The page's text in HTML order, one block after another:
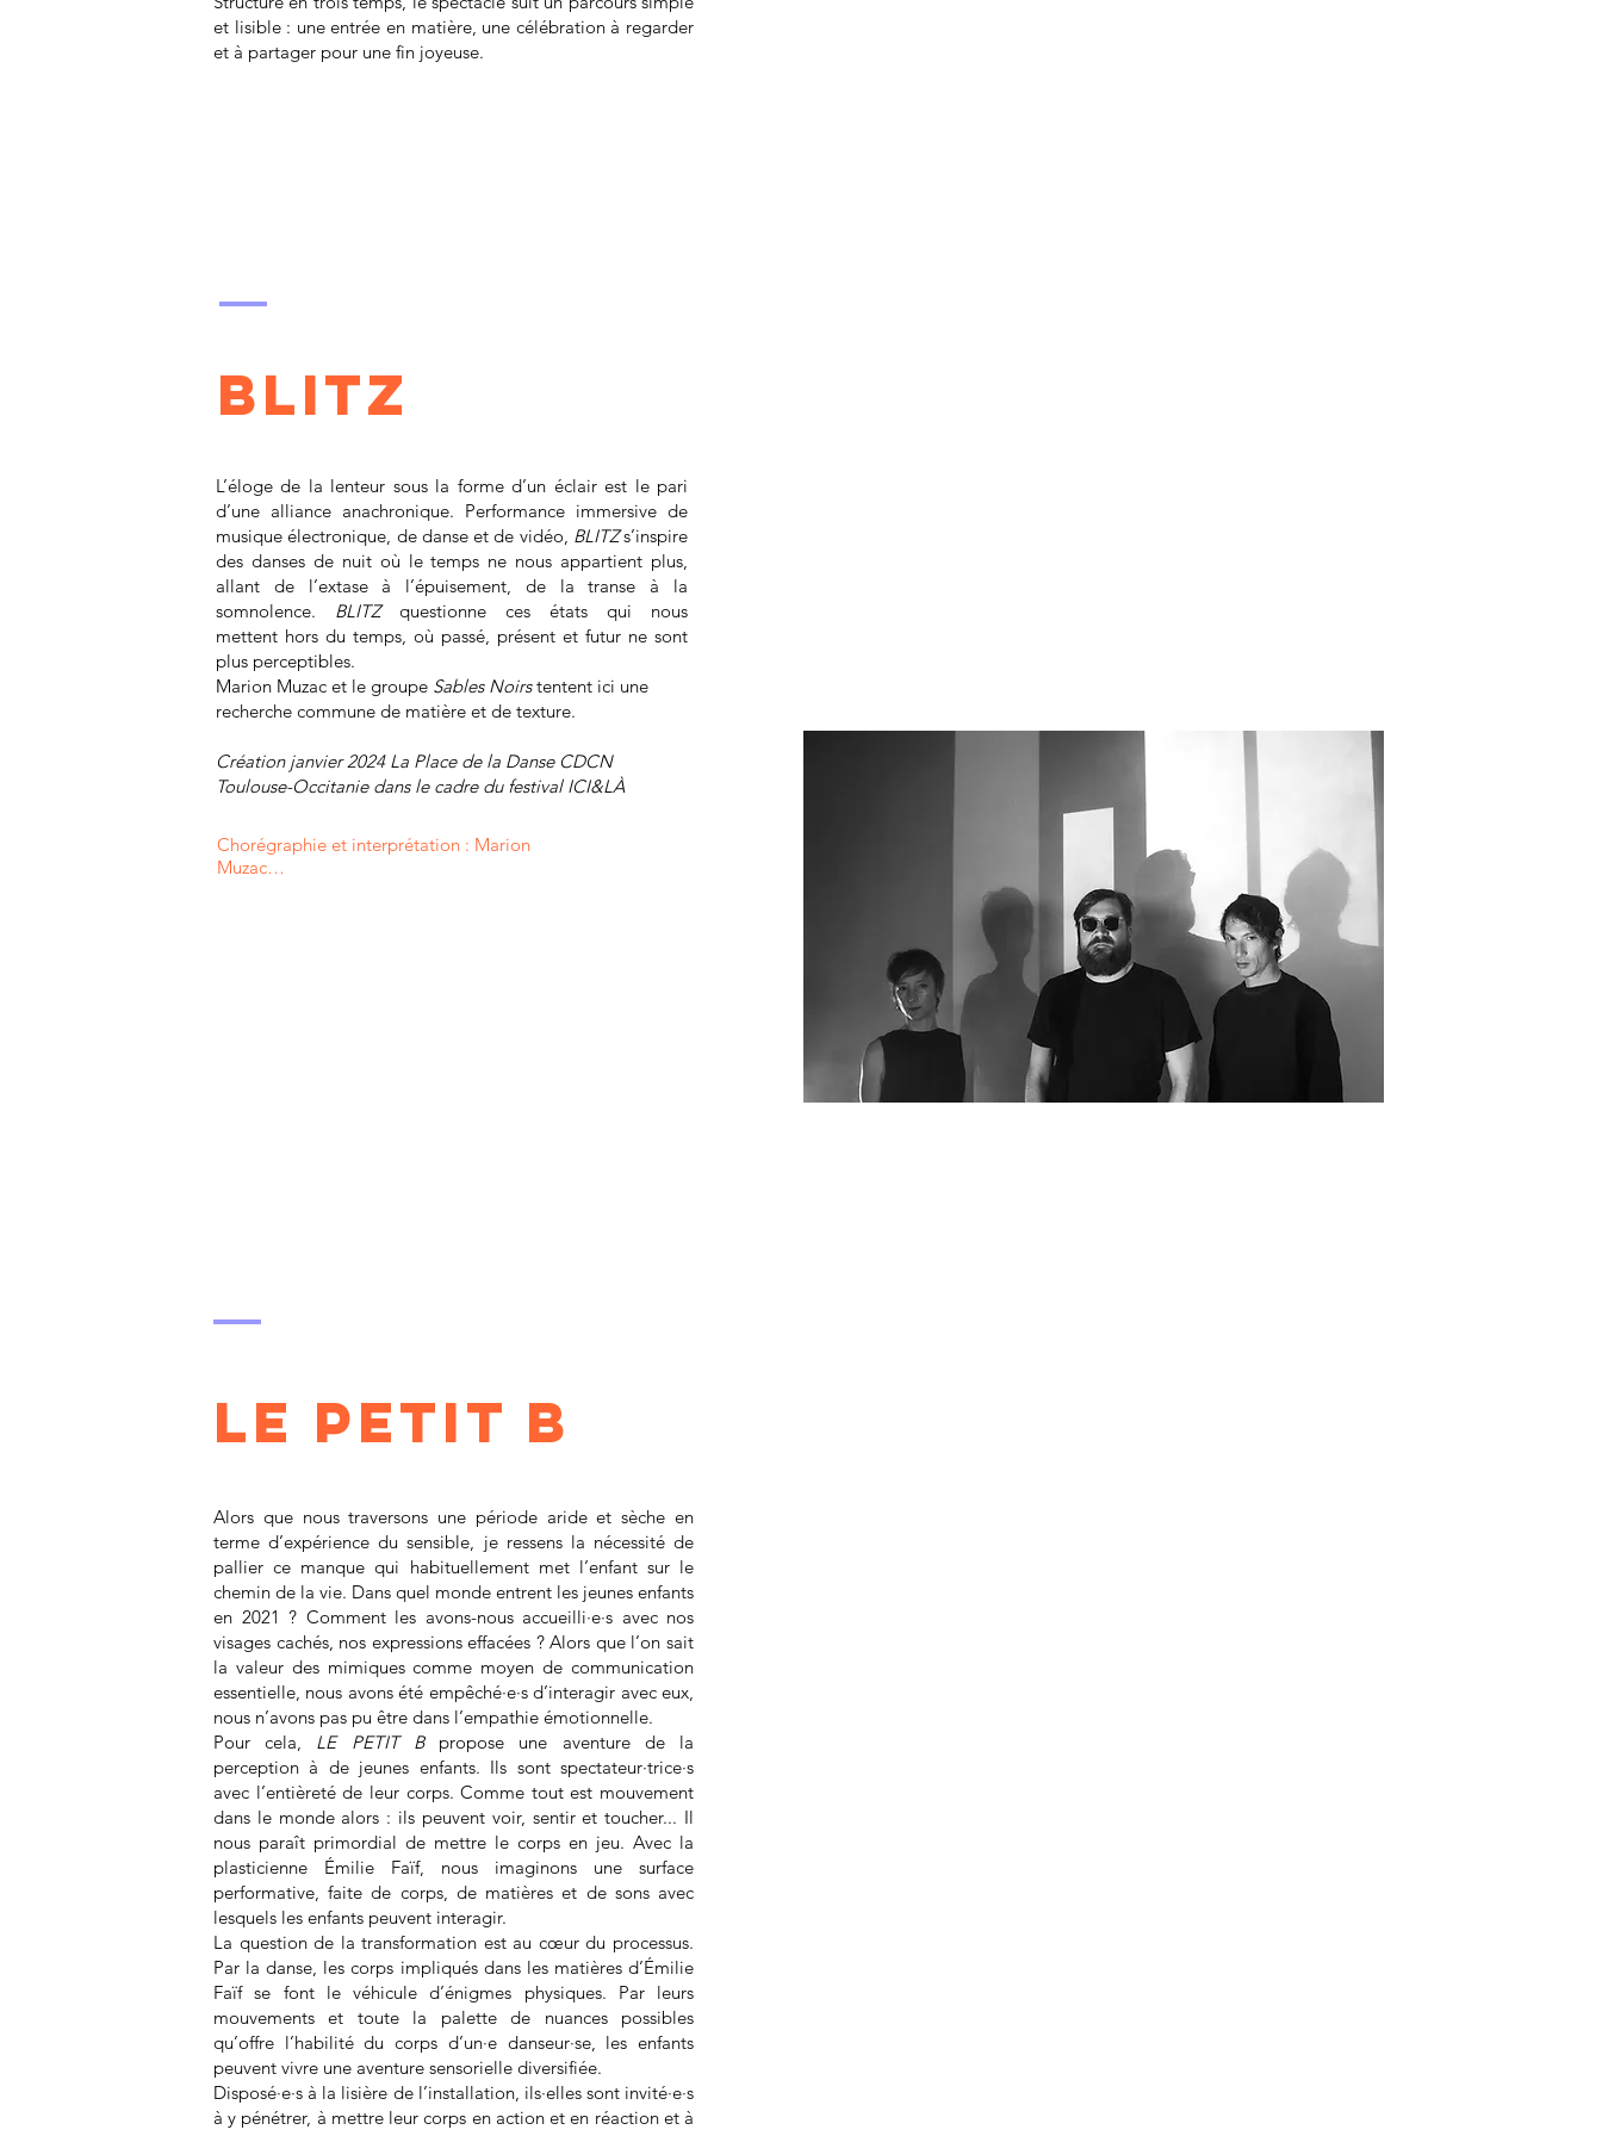
et lisible : une entrée en matière, une célébration à regarder
et à partager pour une fin joyeuse.
blitz
L’éloge de la lenteur sous la forme d’un éclair est le pari
d’une alliance anachronique. Performance immersive de
musique électronique, de danse et de vidéo, BLITZs’inspire
des danses de nuit où le temps ne nous appartient plus,
allant de l’extase à l’épuisement, de la transe à la
somnolence. BLITZ questionne ces états qui nous
mettent hors du temps, où passé, présent et futur ne sont
plus perceptibles.
Marion Muzac et le groupe Sables Noirstentent ici une
recherche commune de matière et de texture.
Création janvier 2024 La Place de la Danse CDCN
Toulouse-Occitanie dans le cadre du festival ICI&LÀ
Chorégraphie et interprétation : Marion
Muzac
Le petit b
Alors que nous traversons une période aride et sèche en
terme d’expérience du sensible, je ressens la nécessité de
pallier ce manque qui habituellement met l’enfant sur le
chemin de la vie. Dans quel monde entrent les jeunes enfants
en 2021 ? Comment les avons-nous accueilli·e·s avec nos
visages cachés, nos expressions effacées ? Alors que l’on sait
la valeur des mimiques comme moyen de communication
essentielle, nous avons été empêché·e·s d’interagir avec eux,
nous n’avons pas pu être dans l’empathie émotionnelle.
Pour cela, LE PETIT Bpropose une aventure de la
perception à de jeunes enfants. Ils sont spectateur·trice·s
avec l’entièreté de leur corps. Comme tout est mouvement
dans le monde alors : ils peuvent voir, sentir et toucher... Il
nous paraît primordial de mettre le corps en jeu. Avec la
plasticienne Émilie Faïf, nous imaginons une surface
performative, faite de corps, de matières et de sons avec
lesquels les enfants peuvent interagir.
La question de la transformation est au cœur du processus.
Par la danse, les corps impliqués dans les matières d’Émilie
Faïf se font le véhicule d’énigmes physiques. Par leurs
mouvements et toute la palette de nuances possibles
qu’offre l’habilité du corps d’un·e danseur·se, les enfants
peuvent vivre une aventure sensorielle diversifiée.
Disposé·e·s à la lisière de l’installation, ils·elles sont invité·e·s
à y pénétrer, à mettre leur corps en action et en réaction et à